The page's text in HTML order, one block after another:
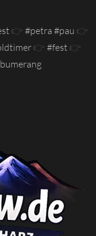
👉 #petra #pau 👉
👉 #fest 👉